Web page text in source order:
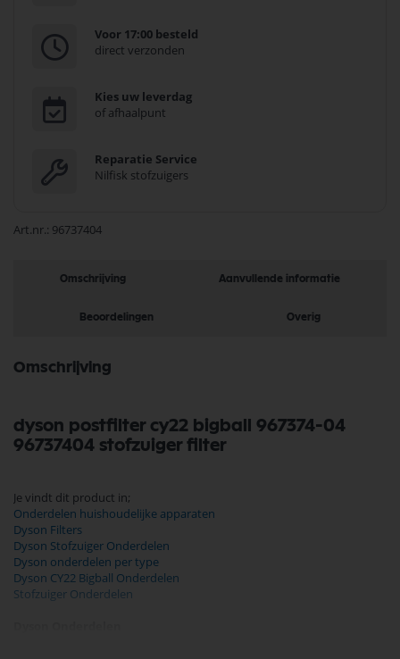
Voor 17:00 besteld
direct verzonden
Kies uw leverdag
of afhaalpunt
Reparatie Service
Nilfisk stofzuigers
Art.nr. 96737404
Omschrijving Aanvullende informatie
Beoordelingen Overig
Omschrijving
dyson postfilter cy22 bigball 967374-04
96737404 stofzuiger filter
Je vindt dit product in;
Onderdelen huishoudelijke apparaten
Dyson Filters
Dyson Stofzuiger Onderdelen
Dyson onderdelen per type
Dyson CY22 Bigball Onderdelen
Stofzuiger Onderdelen